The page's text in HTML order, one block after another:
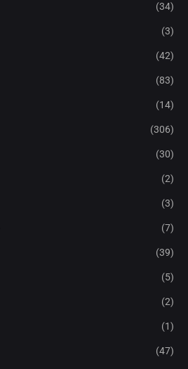
(34)
(3)
(42)
(83)
(14)
(306)
(30)
(2)
(3)
(7)
(39)
(5)
(2)
(1)
(47)